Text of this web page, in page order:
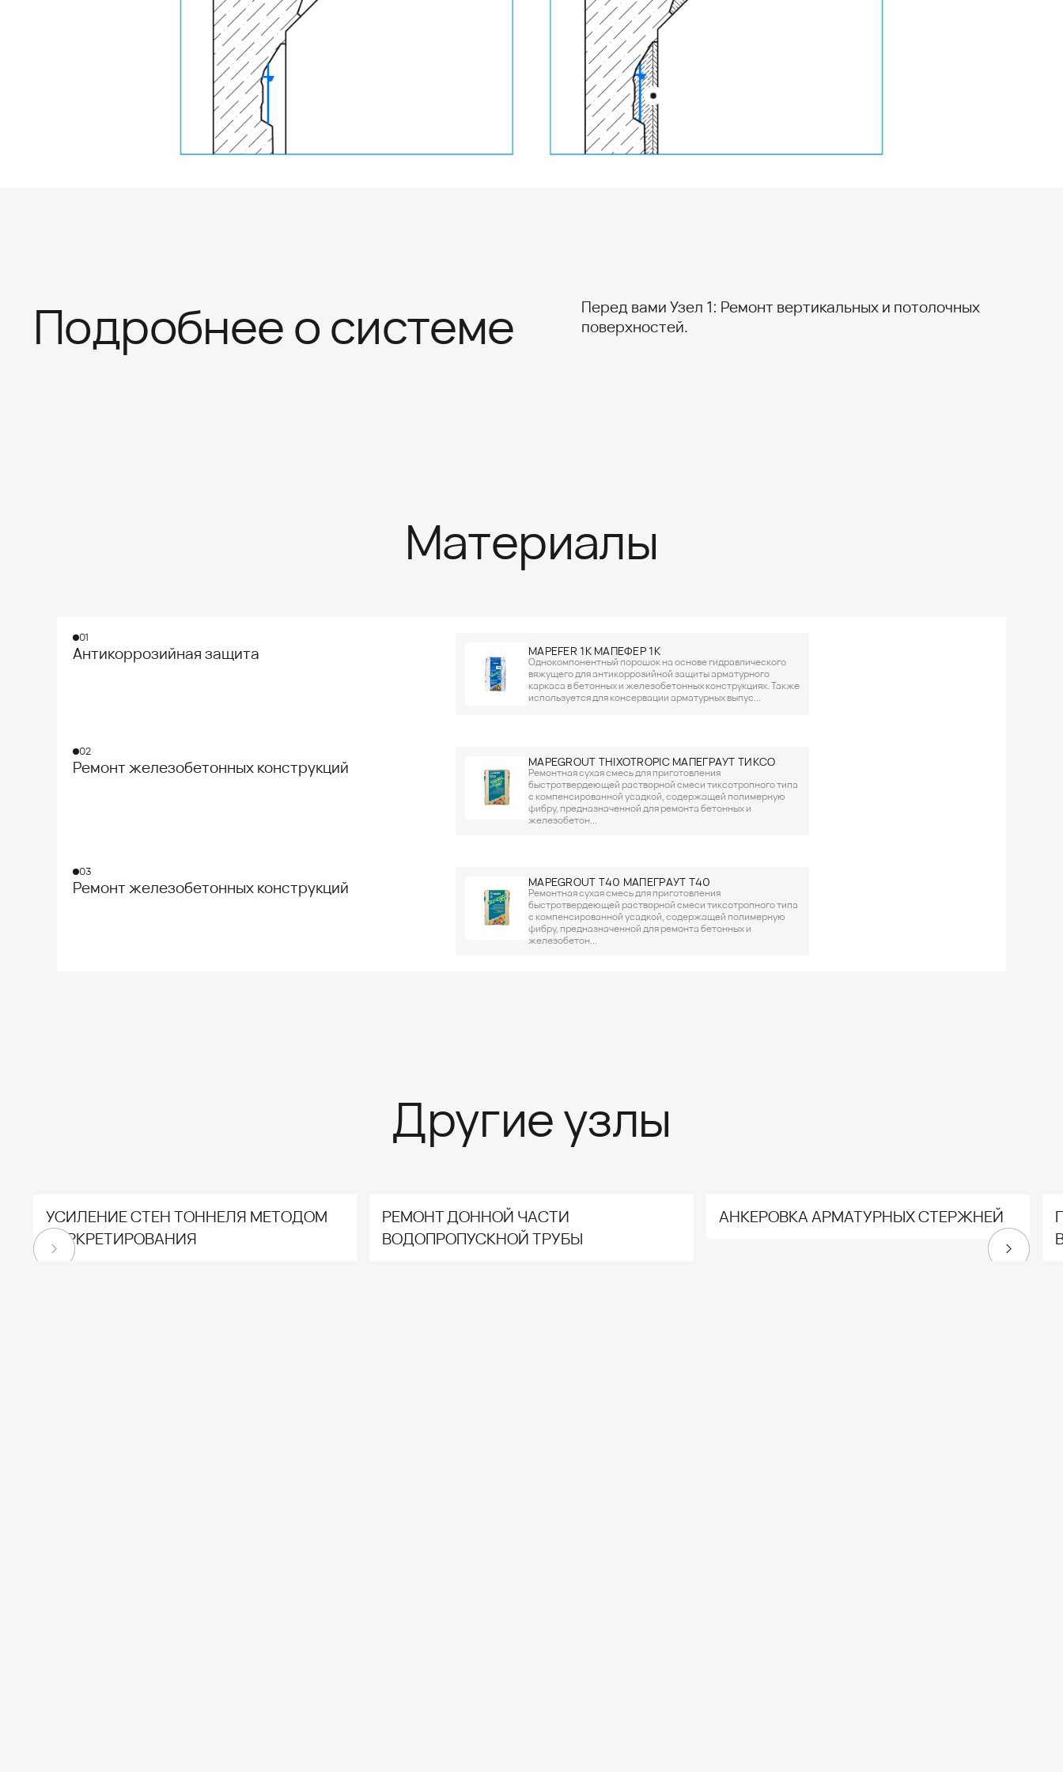
Граница слоев ремонтного материала
Подробнее о системе
Перед вами Узел 1: Ремонт вертикальных и потолочных
поверхностей.
Материалы
01
Антикоррозийная защита MAPEFER 1K МАПЕФЕР 1К
Однокомпонентный порошок на основе гидравлического
вяжущего для антикоррозийной защиты арматурного
каркаса в бетонных и железобетонных конструкциях. Также
используется для консервации арматурных выпус...
02
Ремонт железобетонных конструкций MAPEGROUT THIXOTROPIC МАПЕГРАУТ ТИКСО
Ремонтная сухая смесь для приготовления
быстротвердеющей растворной смеси тиксотропного типа
с компенсированной усадкой, содержащей полимерную
фибру, предназначенной для ремонта бетонных и
железобетон...
03
Ремонт железобетонных конструкций MAPEGROUT T40 МАПЕГРАУТ Т40
Ремонтная сухая смесь для приготовления
быстротвердеющей растворной смеси тиксотропного типа
с компенсированной усадкой, содержащей полимерную
фибру, предназначенной для ремонта бетонных и
железобетон...
Другие узлы
УСИЛЕНИЕ СТЕН ТОННЕЛЯ МЕТОДОМ
ТОРКРЕТИРОВАНИЯ
РЕМОНТ ДОННОЙ ЧАСТИ
ВОДОПРОПУСКНОЙ ТРУБЫ
АНКЕРОВКА АРМАТУРНЫХ СТЕРЖНЕЙ